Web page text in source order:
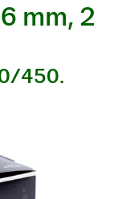
mm, 2
450.